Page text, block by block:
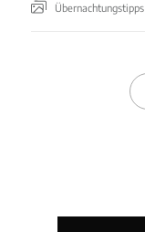
Übernachtungstipps